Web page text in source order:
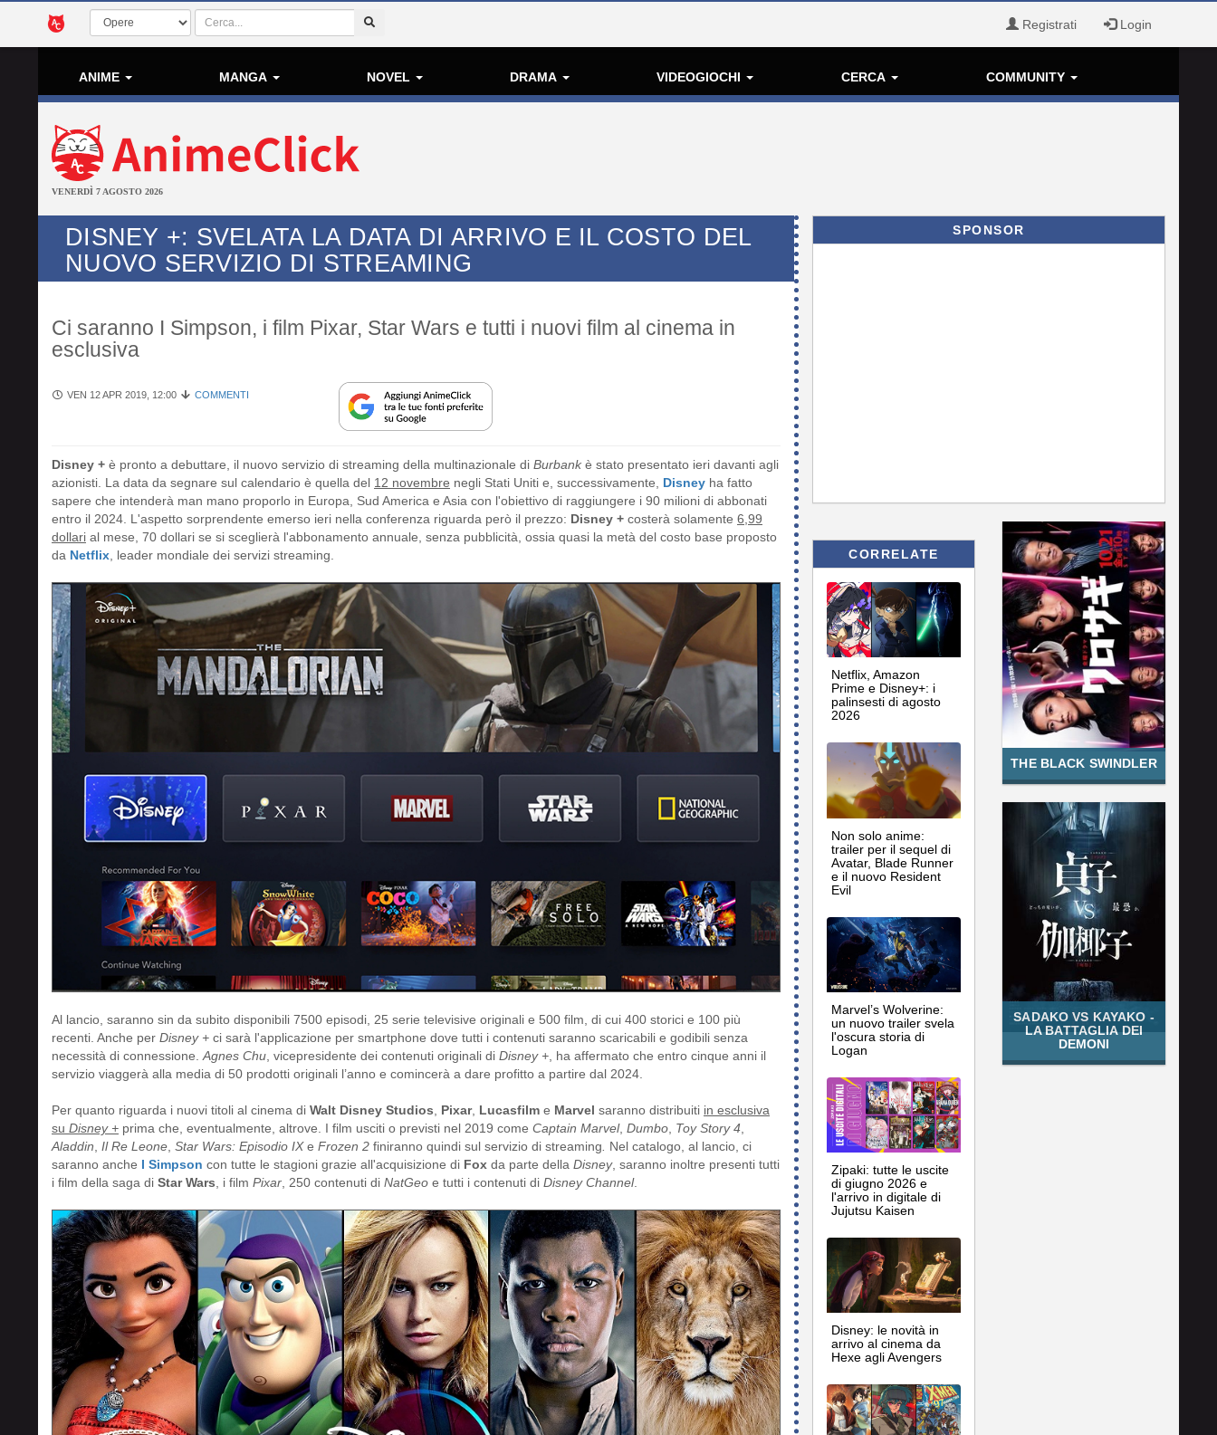
Registrati Login
ANIME MANGA NOVEL DRAMA VIDEOGIOCHI CERCA COMMUNITY
VENERDÌ 7 AGOSTO 2026
DISNEY +: SVELATA LA DATA DI ARRIVO E IL COSTO DEL
NUOVO SERVIZIO DI STREAMING
Ci saranno I Simpson, i film Pixar, Star Wars e tutti i nuovi film al cinema in
esclusiva
VEN 12 APR 2019, 12:00 COMMENTI
Disney + è pronto a debuttare, il nuovo servizio di streaming della multinazionale di Burbankè stato presentato ieri davanti agli
azionisti. La data da segnare sul calendario è quella del 12 novembre negli Stati Uniti e, successivamente, Disney ha fatto
sapere che intenderà man mano proporlo in Europa, Sud America e Asia con l'obiettivo di raggiungere i 90 milioni di abbonati
entro il 2024. L'aspetto sorprendente emerso ieri nella conferenza riguarda però il prezzo: Disney + costerà solamente 6,99
dollari al mese, 70 dollari se si sceglierà l'abbonamento annuale, senza pubblicità, ossia quasi la metà del costo base proposto
da Netflix , leader mondiale dei servizi streaming.
Al lancio, saranno sin da subito disponibili 7500 episodi, 25 serie televisive originali e 500 film, di cui 400 storici e 100 più
recenti. Anche per Disney + ci sarà l'applicazione per smartphone dove tutti i contenuti saranno scaricabili e godibili senza
necessità di connessione. Agnes Chu , vicepresidente dei contenuti originali di Disney + , ha affermato che entro cinque anni il
servizio viaggerà alla media di 50 prodotti originali l’anno e comincerà a dare profitto a partire dal 2024.
Per quanto riguarda i nuovi titoli al cinema di Walt Disney Studios Pixar, Lucasfilm e Marvel saranno distribuiti in esclusiva
su Disney + prima che, eventualmente, altrove. I film usciti o previsti nel 2019 come Captain Marvel, Dumbo Toy Story 4
Aladdin Il Re Leone Star Wars: Episodio IXe Frozen 2 finiranno quindi sul servizio di streaming
Nel catalogo, al lancio, ci
saranno anche I Simpson con tutte le stagioni grazie all'acquisizione di Fox da parte della Disney, saranno inoltre presenti tutti
i film della saga di Star Wars , i film Pixar , 250 contenuti di NatGeo e tutti i contenuti di Disney Channel.
SPONSOR
CORRELATE
Netflix, Amazon
Prime e Disney+: i
palinsesti di agosto
2026
Non solo anime:
trailer per il sequel di
Avatar, Blade Runner
e il nuovo Resident
Evil
Marvel’s Wolverine:
un nuovo trailer svela
l'oscura storia di
Logan
Zipaki: tutte le uscite
di giugno 2026 e
l'arrivo in digitale di
Jujutsu Kaisen
Disney: le novità in
arrivo al cinema da
Hexe agli Avengers
THE BLACK SWINDLER
SADAKO VS KAYAKO -
LA BATTAGLIA DEI
DEMONI